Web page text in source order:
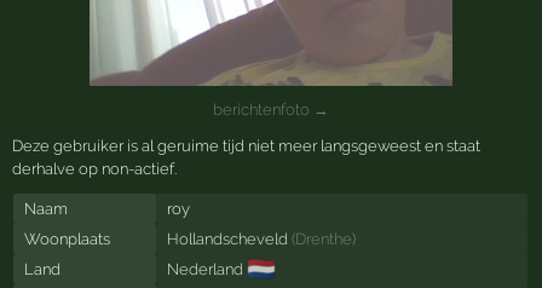
berichtenfoto →
Deze gebruiker is al geruime tijd niet meer langsgeweest en staat
derhalve op non-actief.
Naam
roy
Woonplaats
Hollandscheveld (Drenthe)
Land
Nederland 🇳🇱